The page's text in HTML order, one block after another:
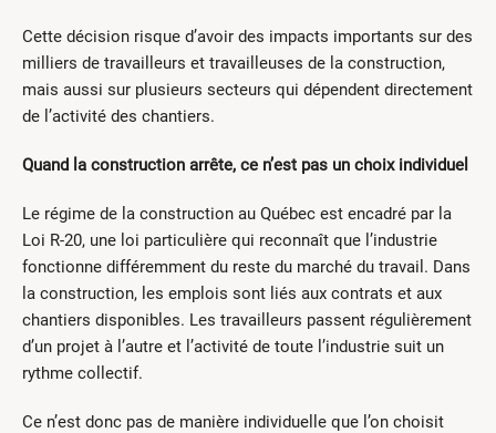
Cette décision risque d’avoir des impacts importants sur des
milliers de travailleurs et travailleuses de la construction,
mais aussi sur plusieurs secteurs qui dépendent directement
de l’activité des chantiers.
Quand la construction arrête, ce n’est pas un choix individuel
Le régime de la construction au Québec est encadré par la
Loi R-20, une loi particulière qui reconnaît que l’industrie
fonctionne différemment du reste du marché du travail. Dans
la construction, les emplois sont liés aux contrats et aux
chantiers disponibles. Les travailleurs passent régulièrement
d’un projet à l’autre et l’activité de toute l’industrie suit un
rythme collectif.
Ce n’est donc pas de manière individuelle que l’on choisit